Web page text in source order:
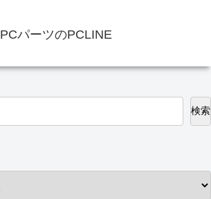
PCパーツのPCLINE
検索